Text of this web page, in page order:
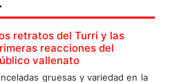
retratos del Turri y las
reacciones del
vallenato
gruesas y variedad en la